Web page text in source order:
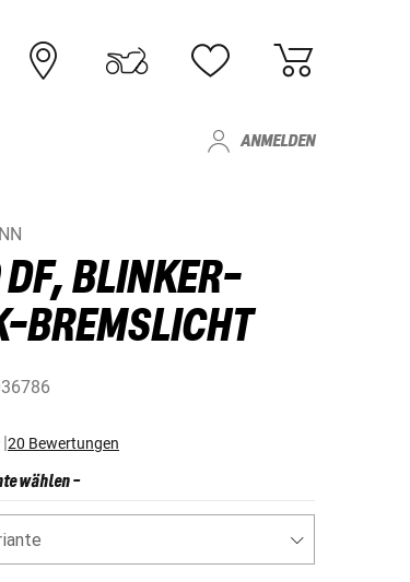
ANMELDEN
DF, BLINKER-
BREMSLICHT
|20 Bewertungen
wählen-